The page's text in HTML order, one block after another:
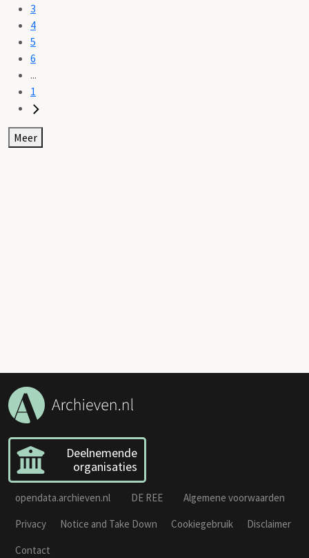
3
4
5
6
...
1
Meer
Deelnemende
organisaties
opendata.archieven.nl DE REE
Algemene voorwaarden
Privacy
Notice and Take Down Cookiegebruik
Disclaimer
Contact